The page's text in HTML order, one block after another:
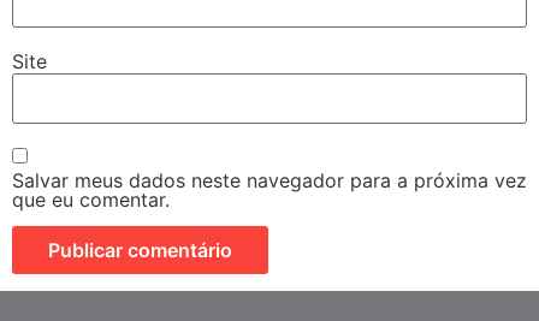
Site
Salvar meus dados neste navegador para a próxima vez
que eu comentar.